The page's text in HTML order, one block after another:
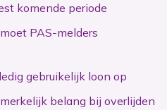
komende periode
PAS-melders
gebruikelijk loon op
belang bij overlijden